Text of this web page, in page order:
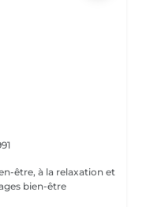
être, à la relaxation et